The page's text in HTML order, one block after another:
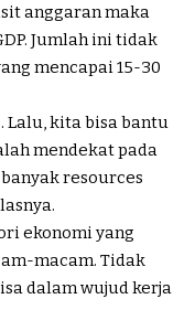
anggaran maka
Jumlah ini tidak
mencapai 15-30
Lalu, kita bisa bantu
mendekat pada
resources
ekonomi yang
macam. Tidak
dalam wujud kerja